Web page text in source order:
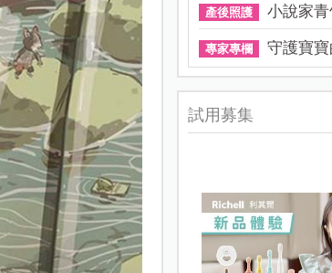
產後照護 小說家
專家專欄 守護寶
試用募集